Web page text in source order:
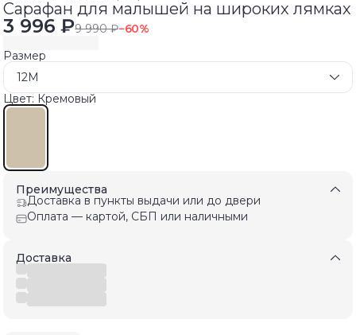
Сарафан для малышей на широких лямках
3 996 ₽9 990 ₽−60%
Размер
12M
Цвет: Кремовый
Преимущества
Доставка в пункты выдачи или до двери
Оплата — картой, СБП или наличными
Доставка